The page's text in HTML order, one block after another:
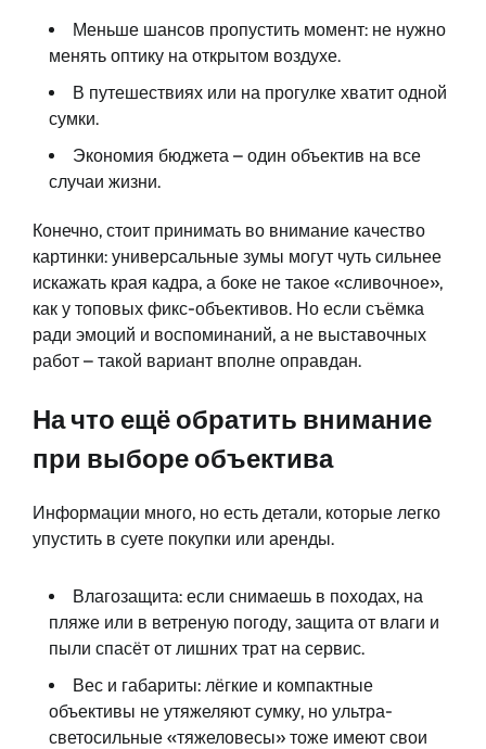
Меньше шансов пропустить момент: не нужно
менять оптику на открытом воздухе.
В путешествиях или на прогулке хватит одной
сумки.
Экономия бюджета – один объектив на все
случаи жизни.
Конечно, стоит принимать во внимание качество
картинки: универсальные зумы могут чуть сильнее
искажать края кадра, а боке не такое «сливочное»,
как у топовых фикс-объективов. Но если съёмка
ради эмоций и воспоминаний, а не выставочных
работ – такой вариант вполне оправдан.
На что ещё обратить внимание
при выборе объектива
Информации много, но есть детали, которые легко
упустить в суете покупки или аренды.
Влагозащита: если снимаешь в походах, на
пляже или в ветреную погоду, защита от влаги и
пыли спасёт от лишних трат на сервис.
Вес и габариты: лёгкие и компактные
объективы не утяжеляют сумку, но ультра-
светосильные «тяжеловесы» тоже имеют свои